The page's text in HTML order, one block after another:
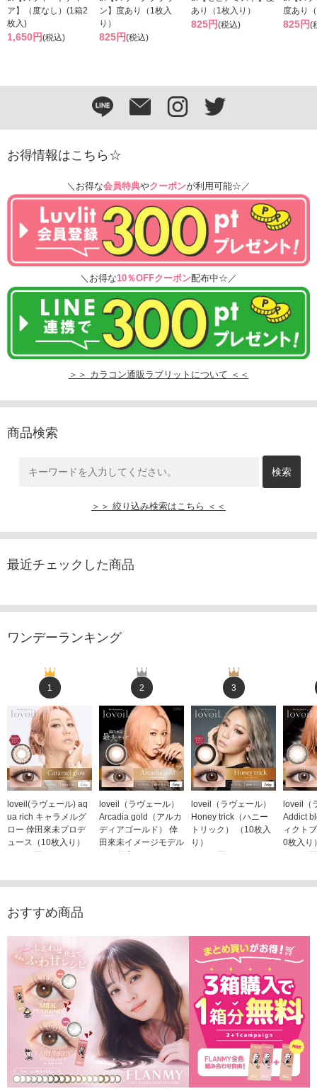
ア】（度なし）(1箱2
枚入)
1,650円(税込)
ン】度あり（1枚入
り）
825円(税込)
あり（1枚入り）
825円(税込)
度あり
825円(
お得情報はこちら☆
＼お得な会員特典やクーポンが利用可能☆／
＼お得な10％OFFクーポン配布中☆／
＞＞ カラコン通販ラブリットについて ＜＜
商品検索
＞＞ 絞り込み検索はこちら ＜＜
最近チェックした商品
ワンデーランキング
1
loveil(ラヴェール) aq
ua rich キャラメルグ
ロー 倖田來未プロデ
ュース（10枚入り）
2
loveil（ラヴェール）
Arcadia gold（アルカ
ディアゴールド） 倖
田來未イメージモデル
（10枚入り）
3
loveil（ラヴェール）
Honey trick（ハニー
トリック） （10枚入
り）
loveil（
Addict
ィクト
0枚入り
おすすめ商品